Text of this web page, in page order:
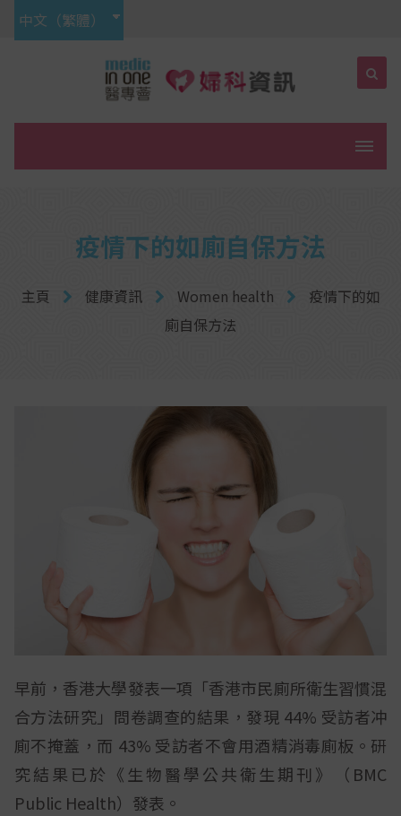
中文（繁體）
疫情下的如廁自保方法
主頁 健康資訊 Women health
疫情下的如
廁自保方法
早前，香港大學發表一項「香港市民廁所衛生習慣混
合方法研究」問卷調查的結果，發現 44% 受訪者冲
廁不掩蓋，而 43% 受訪者不會用酒精消毒廁板。研
究結果已於《生物醫學公共衛生期刊》（BMC
Public Health）發表。